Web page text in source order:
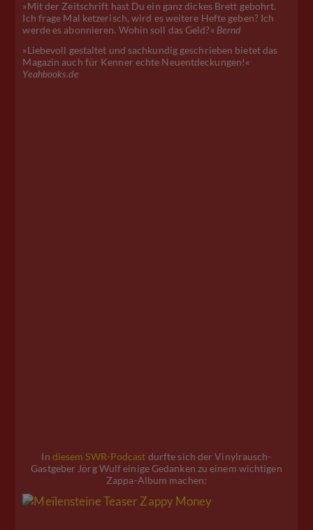
»Mit der Zeitschrift hast Du ein ganz dickes Brett gebohrt.
Ich frage Mal ketzerisch, wird es weitere Hefte geben? Ich
werde es abonnieren. Wohin soll das Geld?« Bernd
»Liebevoll gestaltet und sachkundig geschrieben bietet das
Magazin auch für Kenner echte Neuentdeckungen!«
Yeahbooks.de
In diesem SWR-Podcast durfte sich der Vinylrausch-
Gastgeber Jörg Wulf einige Gedanken zu einem wichtigen
Zappa-Album machen: